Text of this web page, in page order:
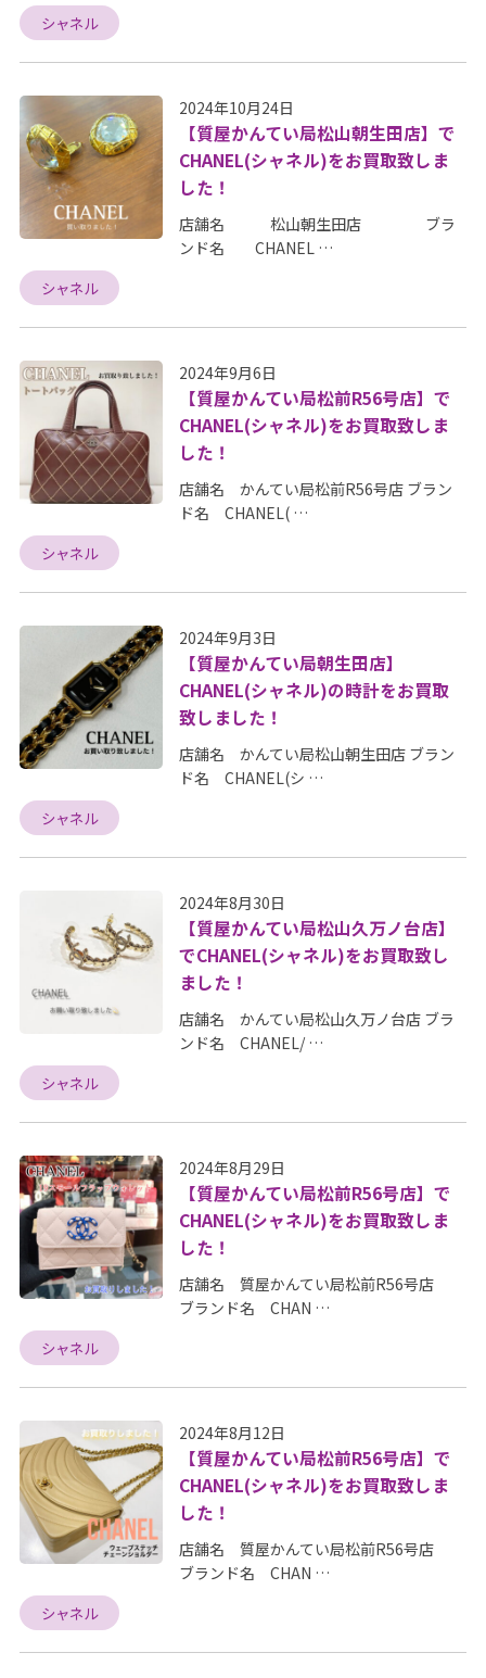
シャネル
2024年10月24日
【質屋かんてい局松山朝生田店】で
CHANEL(シャネル)をお買取致しま
した！
店舗名 松山朝生田店 ブラ
ンド名 CHANEL …
シャネル
2024年9月6日
【質屋かんてい局松前R56号店】で
CHANEL(シャネル)をお買取致しま
した！
店舗名 かんてい局松前R56号店 ブラン
ド名 CHANEL( …
シャネル
2024年9月3日
【質屋かんてい局朝生田店】
CHANEL(シャネル)の時計をお買取
致しました！
店舗名 かんてい局松山朝生田店 ブラン
ド名 CHANEL(シ …
シャネル
2024年8月30日
【質屋かんてい局松山久万ノ台店】
でCHANEL(シャネル)をお買取致し
ました！
店舗名 かんてい局松山久万ノ台店 ブラ
ンド名 CHANEL/ …
シャネル
2024年8月29日
【質屋かんてい局松前R56号店】で
CHANEL(シャネル)をお買取致しま
した！
店舗名 質屋かんてい局松前R56号店
ブランド名 CHAN …
シャネル
2024年8月12日
【質屋かんてい局松前R56号店】で
CHANEL(シャネル)をお買取致しま
した！
店舗名 質屋かんてい局松前R56号店
ブランド名 CHAN …
シャネル